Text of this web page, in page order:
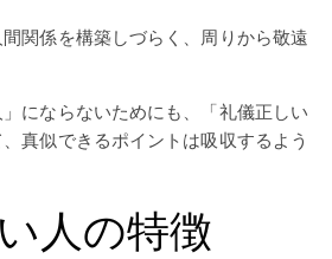
関係を構築しづらく、周りから敬遠
にならないためにも、「礼儀正しい
真似できるポイントは吸収するよう
人の特徴